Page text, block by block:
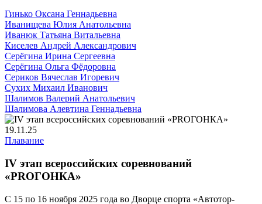
Гинько Оксана Геннадьевна
Иванищева Юлия Анатольевна
Иванюк Татьяна Витальевна
Киселев Андрей Александрович
Серёгина Ирина Сергеевна
Серёгина Ольга Фёдоровна
Сериков Вячеслав Игоревич
Сухих Михаил Иванович
Шалимов Валерий Анатольевич
Шалимова Алевтина Геннадьевна
19.11.25
Плавание
IV этап всероссийских соревнований
«PROГОНКА»
С 15 по 16 ноября 2025 года во Дворце спорта «Автотор-